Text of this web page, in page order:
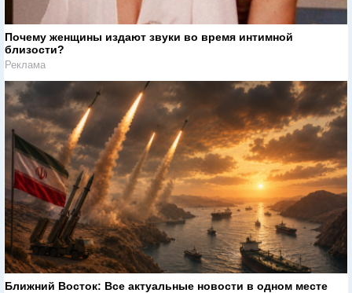
Почему женщины издают звуки во время интимной
близости?
Реклама
Ближний Восток: Все актуальные новости в одном месте